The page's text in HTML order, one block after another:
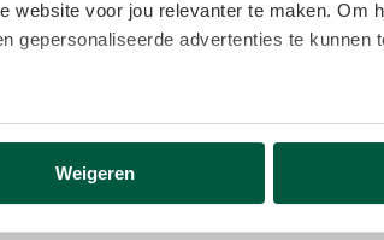
website voor jou relevanter te maken. Om
gepersonaliseerde advertenties te kunnen
onze website. Door op ‘Accepteren’ te
Weigeren